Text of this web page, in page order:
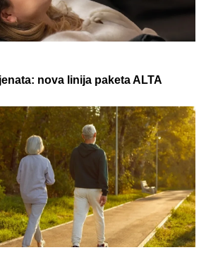
OGLASIO: Evo šta je saopštio
JE NENADOKNADIV
Voditelj NE VERUJE
ispred sebe, podelio
sa lica mesta, ljudi oko
u panici! (FOTO)
koliko je Dragan Stanković
OD VERENICE Aleksandre:
mesecima ovaj podatak, sada se
saznalo